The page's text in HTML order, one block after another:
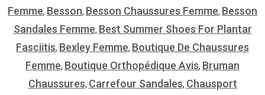
Femme, Besson, Besson Chaussures Femme, Besson
Sandales Femme, Best Summer Shoes For Plantar
Fasciitis, Bexley Femme, Boutique De Chaussures
Femme, Boutique Orthopédique Avis, Bruman
Chaussures, Carrefour Sandales, Chausport